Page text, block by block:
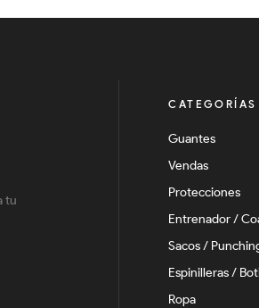
tu
CATEGORÍAS
Guantes
Vendas
Protecciones
Entrenador /
Sacos /
Espinilleras /
Ropa